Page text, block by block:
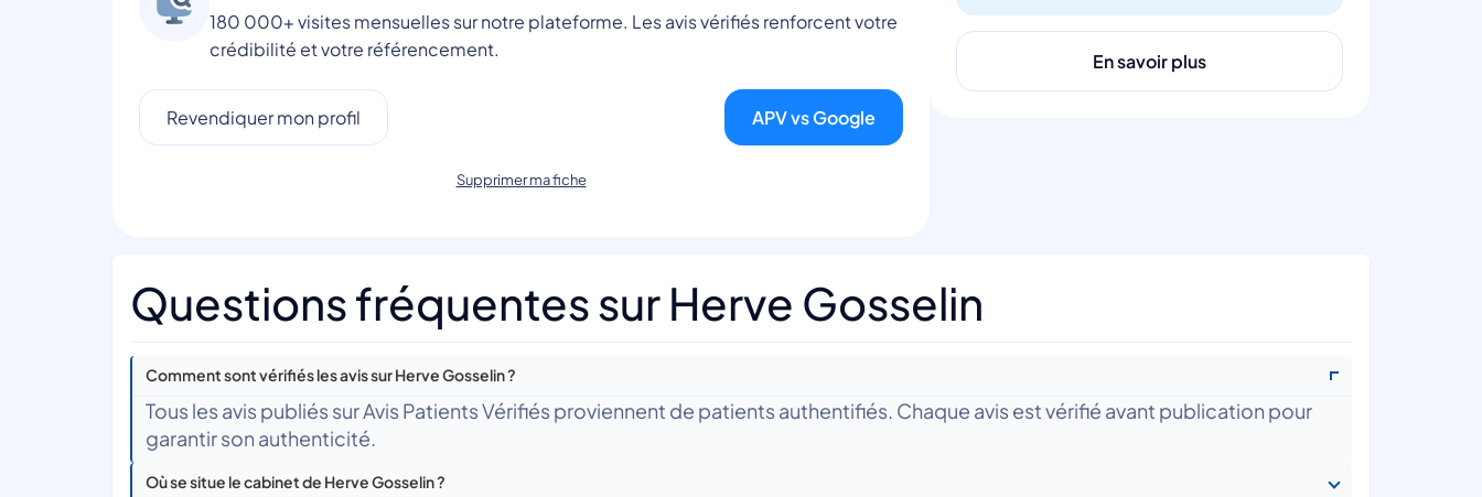
180 000+ visites mensuelles sur notre plateforme. Les avis vérifiés renforcent votre
crédibilité et votre référencement.
Revendiquer mon profil APV vs Google
Supprimer ma fiche
En savoir plus
Questions fréquentes sur Herve Gosselin
Comment sont vérifiés les avis sur Herve Gosselin ?
Tous les avis publiés sur Avis Patients Vérifiés proviennent de patients authentifiés. Chaque avis est vérifié avant publication pour
garantir son authenticité.
Où se situe le cabinet de Herve Gosselin ?